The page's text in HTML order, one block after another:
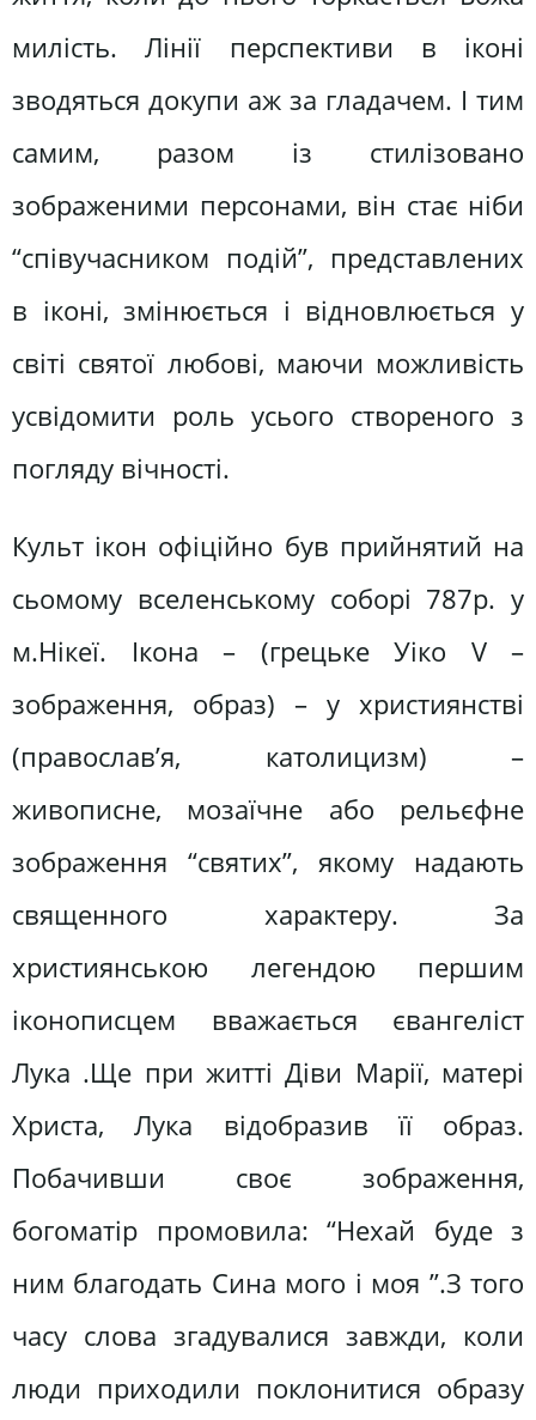
милість. Лінії перспективи в іконі
зводяться докупи аж за гладачем. І тим
самим, разом із стилізовано
зображеними персонами, він стає ніби
“співучасником подій”, представлених
в іконі, змінюється і відновлюється у
світі святої любові, маючи можливість
усвідомити роль усього створеного з
погляду вічності.
Культ ікон офіційно був прийнятий на
сьомому вселенському соборі 787р. у
м.Нікеї. Ікона – (грецьке Уіко V –
зображення, образ) – у християнстві
(православ’я, католицизм) –
живописне, мозаїчне або рельєфне
зображення “святих”, якому надають
священного характеру. За
християнською легендою першим
іконописцем вважається євангеліст
Лука .Ще при житті Діви Марії, матері
Христа, Лука відобразив її образ.
Побачивши своє зображення,
богоматір промовила: “Нехай буде з
ним благодать Сина мого і моя ”.З того
часу слова згадувалися завжди, коли
люди приходили поклонитися образу